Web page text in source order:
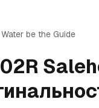
be the Guide